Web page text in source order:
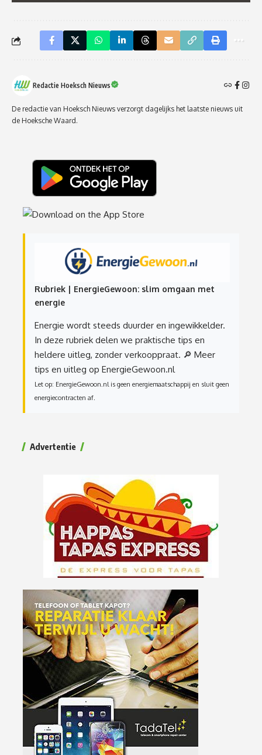
Redactie Hoeksch Nieuws
De redactie van Hoeksch Nieuws verzorgt dagelijks het laatste nieuws uit
de Hoeksche Waard.
Rubriek | EnergieGewoon: slim omgaan met
energie
Energie wordt steeds duurder en ingewikkelder.
In deze rubriek delen we praktische tips en
heldere uitleg, zonder verkooppraat. 🔎 Meer
tips en uitleg op EnergieGewoon.nl
Let op: EnergieGewoon.nl is geen energiemaatschappij en sluit geen
energiecontracten af.
Advertentie